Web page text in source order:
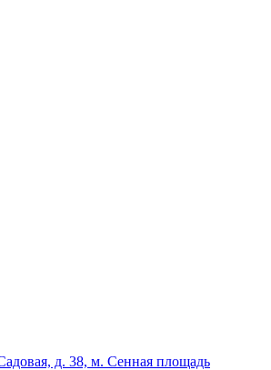
д. 38, м. Сенная площадь